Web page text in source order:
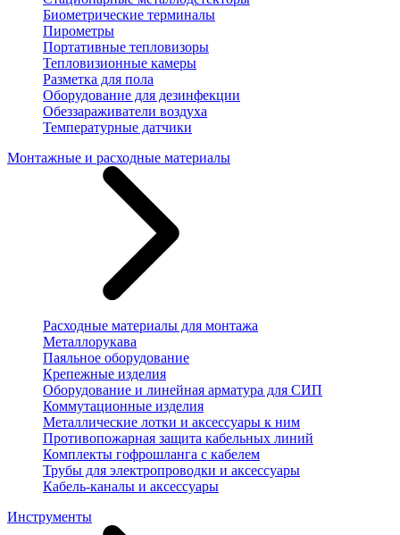
Биометрические терминалы
Пирометры
Портативные тепловизоры
Тепловизионные камеры
Разметка для пола
Оборудование для дезинфекции
Обеззараживатели воздуха
Температурные датчики
Монтажные и расходные материалы
Расходные материалы для монтажа
Металлорукава
Паяльное оборудование
Крепежные изделия
Оборудование и линейная арматура для СИП
Коммутационные изделия
Металлические лотки и аксессуары к ним
Противопожарная защита кабельных линий
Комплекты гофрошланга с кабелем
Трубы для электропроводки и аксессуары
Кабель-каналы и аксессуары
Инструменты